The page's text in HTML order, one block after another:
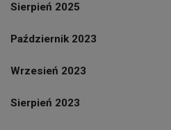
Sierpień 2025
Październik 2023
Wrzesień 2023
Sierpień 2023